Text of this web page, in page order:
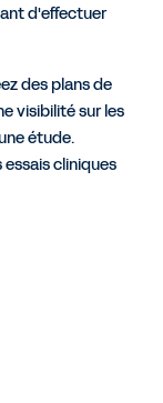
d'effectuer
des plans de
visibilité sur les
étude.
cliniques